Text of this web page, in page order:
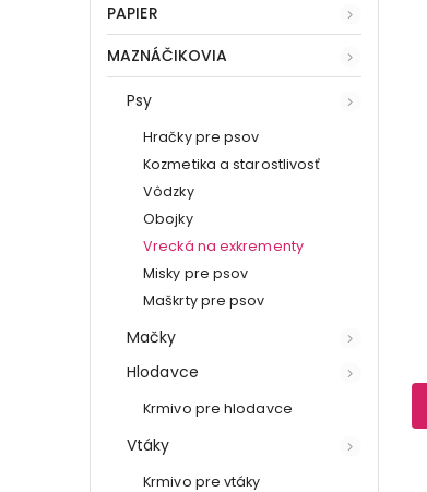
PAPIER
MAZNÁČIKOVIA
Psy
Hračky pre psov
Kozmetika a starostlivosť
Vôdzky
Obojky
Vrecká na exkrementy
Misky pre psov
Maškrty pre psov
Mačky
Hlodavce
Krmivo pre hlodavce
Vtáky
Krmivo pre vtáky